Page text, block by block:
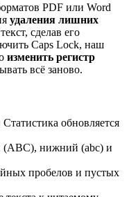
PDF или Word
удаления лишних
сделав его
Caps Lock, наш
изменить регистр
всё заново.
Статистика обновляется
(ABC), нижний (abc) и
пробелов и пустых